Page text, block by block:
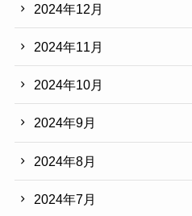
2024年12月
2024年11月
2024年10月
2024年9月
2024年8月
2024年7月